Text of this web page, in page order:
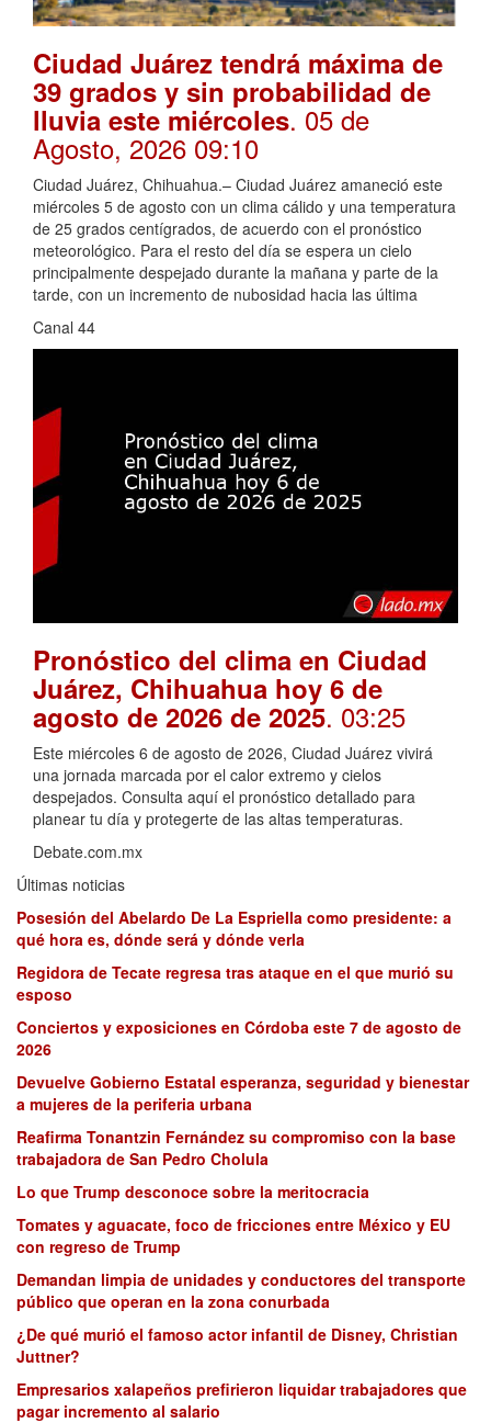
Ciudad Juárez tendrá máxima de
39 grados y sin probabilidad de
lluvia este miércoles. 05 de
Agosto, 2026 09:10
Ciudad Juárez, Chihuahua.– Ciudad Juárez amaneció este
miércoles 5 de agosto con un clima cálido y una temperatura
de 25 grados centígrados, de acuerdo con el pronóstico
meteorológico. Para el resto del día se espera un cielo
principalmente despejado durante la mañana y parte de la
tarde, con un incremento de nubosidad hacia las última
Canal 44
Pronóstico del clima en Ciudad
Juárez, Chihuahua hoy 6 de
agosto de 2026 de 2025. 03:25
Este miércoles 6 de agosto de 2026, Ciudad Juárez vivirá
una jornada marcada por el calor extremo y cielos
despejados. Consulta aquí el pronóstico detallado para
planear tu día y protegerte de las altas temperaturas.
Debate.com.mx
Últimas noticias
Posesión del Abelardo De La Espriella como presidente: a
qué hora es, dónde será y dónde verla
Regidora de Tecate regresa tras ataque en el que murió su
esposo
Conciertos y exposiciones en Córdoba este 7 de agosto de
2026
Devuelve Gobierno Estatal esperanza, seguridad y bienestar
a mujeres de la periferia urbana
Reafirma Tonantzin Fernández su compromiso con la base
trabajadora de San Pedro Cholula
Lo que Trump desconoce sobre la meritocracia
Tomates y aguacate, foco de fricciones entre México y EU
con regreso de Trump
Demandan limpia de unidades y conductores del transporte
público que operan en la zona conurbada
¿De qué murió el famoso actor infantil de Disney, Christian
Juttner?
Empresarios xalapeños prefirieron liquidar trabajadores que
pagar incremento al salario